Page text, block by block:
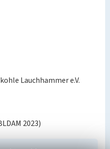
Lauchhammer e.V.
2023)